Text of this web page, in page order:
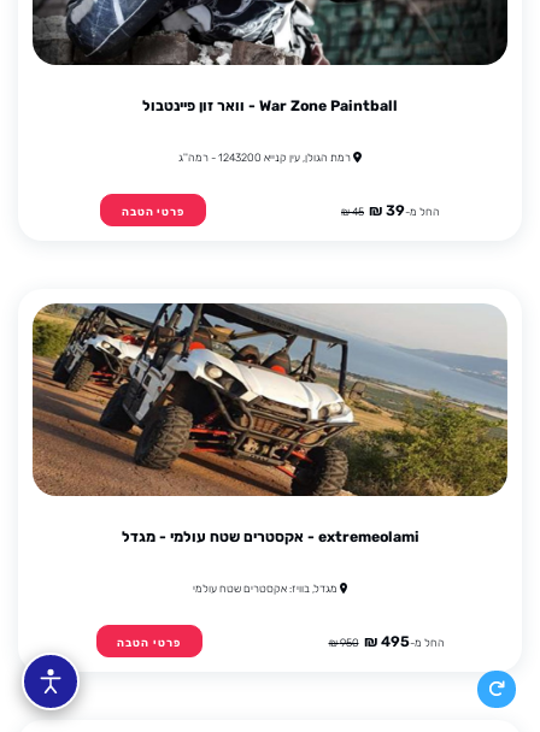
War Zone Paintball - וואר זון פיינטבול
רמת הגולן, עין קנייא 1243200 - רמה''ג
החל מ-39 ₪
45 ₪ פרטי הטבה
extremeolami - אקסטרים שטח עולמי - מגדל
מגדל, בוויז: אקסטרים שטח עולמי
החל מ-495 ₪
950 ₪ פרטי הטבה